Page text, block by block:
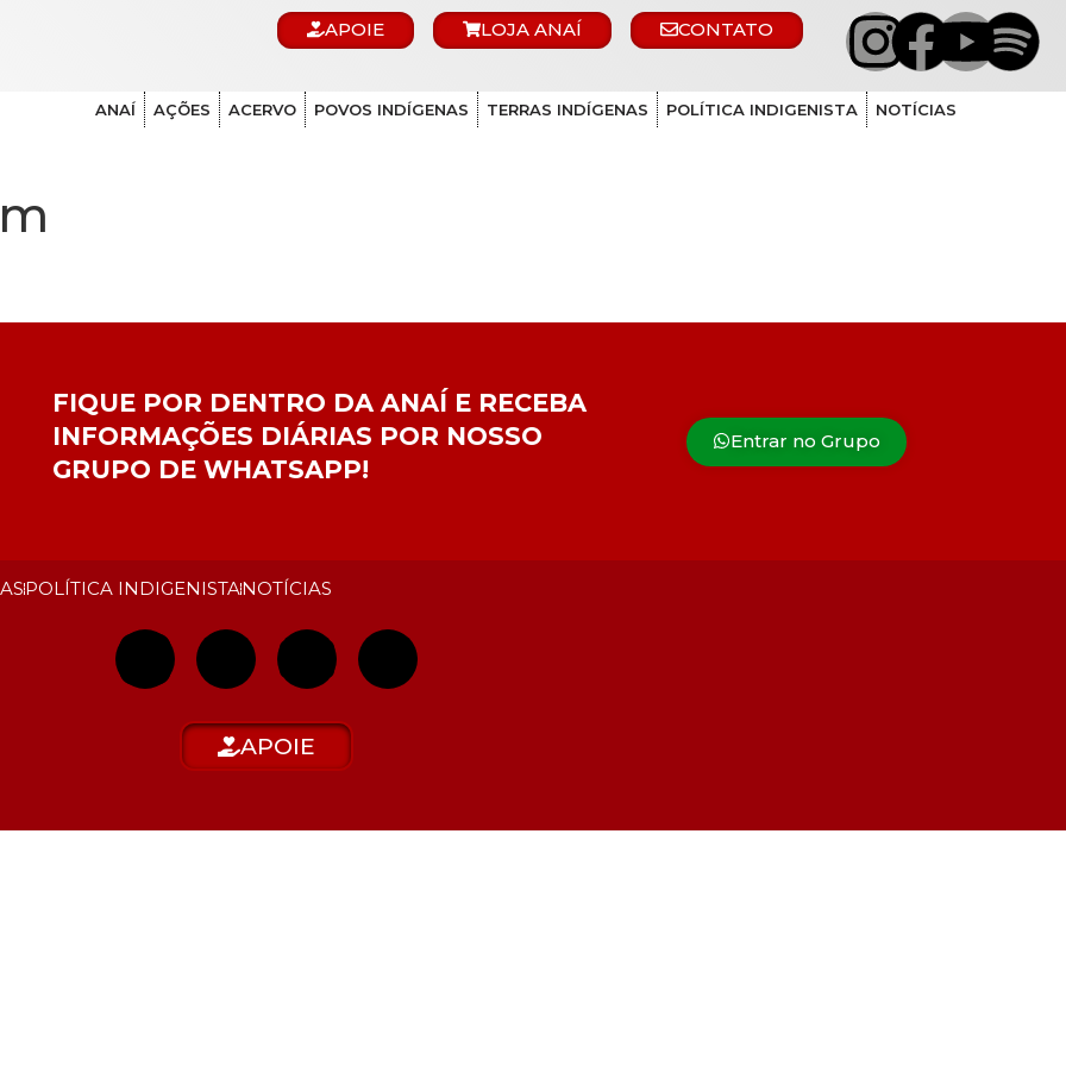
APOIE LOJA ANAÍ CONTATO
ANAÍ AÇÕES ACERVO POVOS INDÍGENAS TERRAS INDÍGENAS POLÍTICA INDIGENISTA NOTÍCIAS
FIQUE POR DENTRO DA ANAÍ E RECEBA
INFORMAÇÕES DIÁRIAS POR NOSSO
GRUPO DE WHATSAPP!
Entrar no Grupo
POLÍTICA INDIGENISTANOTÍCIAS
APOIE